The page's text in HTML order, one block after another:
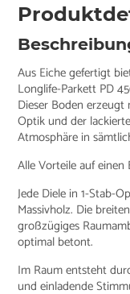
Aus Eiche gefertigt
Longlife-Parkett PD
Dieser Boden
Optik und der
Atmosphäre in
Alle Vorteile auf einen
Jede Diele in 1-Stab-
Massivholz. Die
großzügiges
optimal betont.
Im Raum entsteht
und einladende